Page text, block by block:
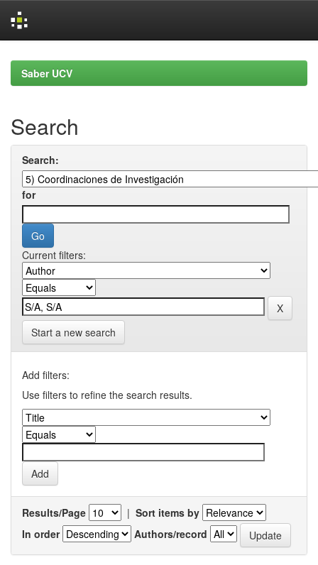
navigationSaber UCV
Search
Search:
for
Current filters:
Start a new search
Add filters:
Use filters to refine the search results.
Results/Page | Sort items by
In order
Authors/record